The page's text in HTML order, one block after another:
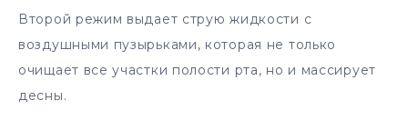
Второй режим выдает струю жидкости с
воздушными пузырьками, которая не только
очищает все участки полости рта, но и массирует
десны.